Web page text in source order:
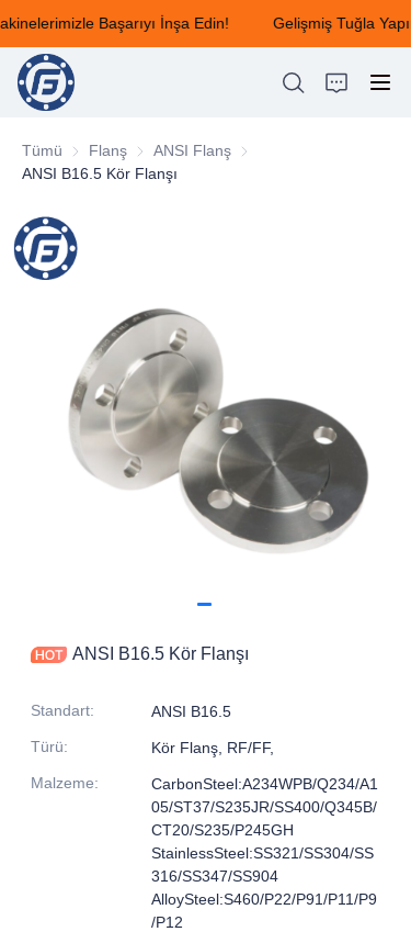
Başarıyı İnşa Edin!
Gelişmiş Tuğla
Gelişmiş Tuğla Yapım
Makinelerimizle
Başarıyı İnşa Edin!
Tümü Flanş FlanşANSI Flanş ANSI Flanş
ANSI B16.5 Kör Flanşı
ANSI B16.5 Kör Flanşı
Standart:
ANSI B16.5
Türü:
Kör Flanş, RF/FF,
Malzeme:
CarbonSteel:A234WPB/Q234/A1
05/ST37/S235JR/SS400/Q345B/
CT20/S235/P245GH
StainlessSteel:SS321/SS304/SS
316/SS347/SS904
AlloySteel:S460/P22/P91/P11/P9
/P12
HAKKIMIZDA
HABERLER
BİZİMLE İLETİŞİME GEÇİN
GERİ BİLDİRİM